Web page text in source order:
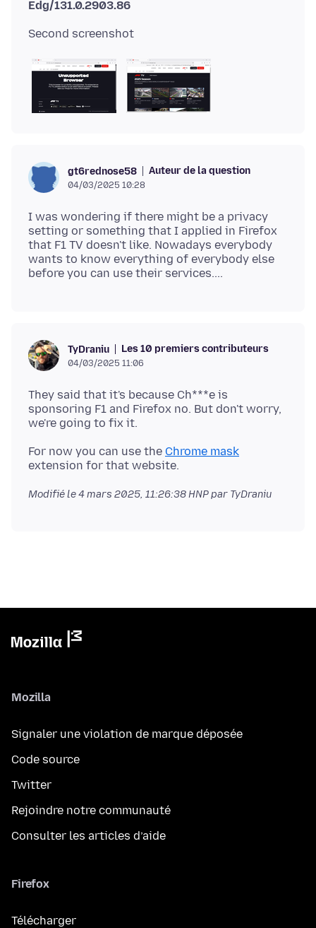
Edg/131.0.2903.86
gt6rednose58 Auteur de la question
04/03/2025 10:28
I was wondering if there might be a privacy
setting or something that I applied in Firefox
that F1 TV doesn't like. Nowadays everybody
wants to know everything of everybody else
TyDraniu Les 10 premiers contributeurs
04/03/2025 11:06
They said that it's because Ch***e is
sponsoring F1 and Firefox no. But don't worry,
For now you can use the Chrome mask
Modifié le4 mars 2025, 11:26:38 HNPpar TyDraniu
Mozilla
Signaler une violation de marque déposée
Code source
Twitter
Rejoindre notre communauté
Consulter les articles d’aide
Firefox
Télécharger